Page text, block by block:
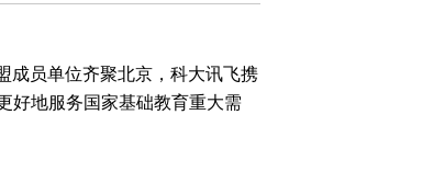
成员单位齐聚北京，科大讯飞携
好地服务国家基础教育重大需